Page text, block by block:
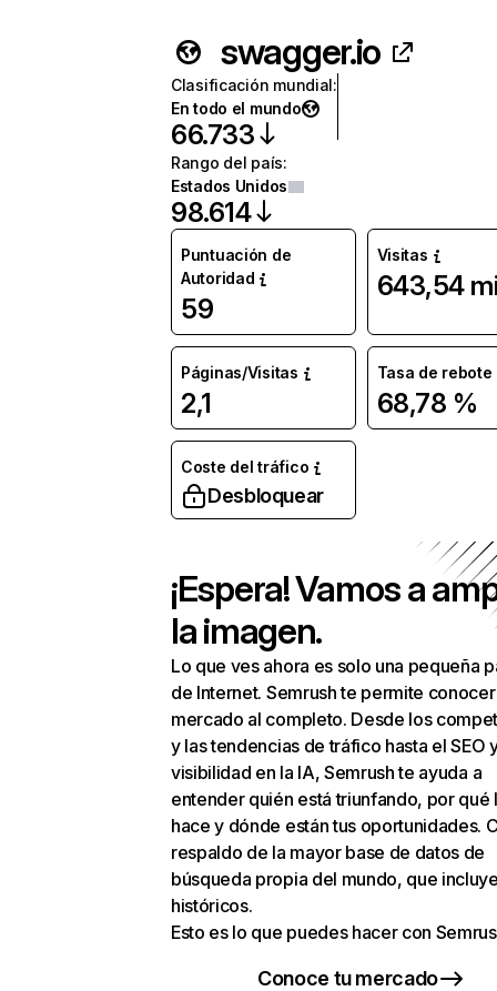
swagger.io
Clasificación mundial:
En todo el mundo
66.733
Rango del país:
Estados Unidos
98.614
Puntuación de
Autoridad
59
Visitas
643,54
Páginas/Visitas
2,1
Tasa de rebote
68,78 %
Coste del tráfico
Desbloquear
¡Espera! Vamos a
la imagen.
Lo que ves ahora es solo una pequeña
de Internet. Semrush te permite
mercado al completo. Desde los
y las tendencias de tráfico hasta el SEO
visibilidad en la IA, Semrush te ayuda a
entender quién está triunfando, por qué
hace y dónde están tus oportunidades.
respaldo de la mayor base de datos de
búsqueda propia del mundo, que
históricos.
Esto es lo que puedes hacer con
Conoce tu mercado